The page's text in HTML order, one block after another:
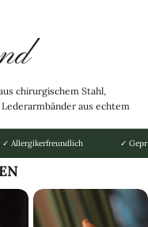
chirurgischem Stahl,
aus echtem
✓ Allergikerfreundlich ✓